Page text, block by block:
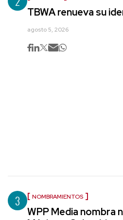
TBWA renueva su
agosto 5, 2026
3 NOMBRAMIENTOS
WPP Media nombra